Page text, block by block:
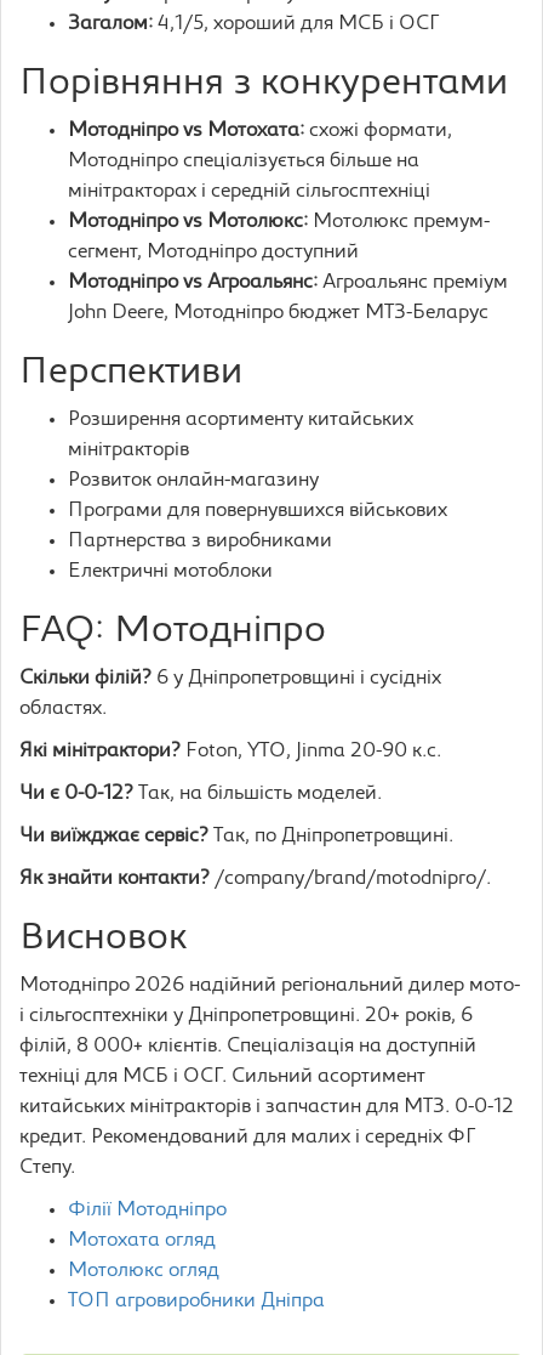
Загалом: 4,1/5, хороший для МСБ і ОСГ
Порівняння з конкурентами
Мотодніпро vs Мотохата: схожі формати,
Мотодніпро спеціалізується більше на
мінітракторах і середній сільгосптехніці
Мотодніпро vs Мотолюкс: Мотолюкс премум-
сегмент, Мотодніпро доступний
Мотодніпро vs Агроальянс: Агроальянс преміум
John Deere, Мотодніпро бюджет МТЗ-Беларус
Перспективи
Розширення асортименту китайських
мінітракторів
Розвиток онлайн-магазину
Програми для повернувшихся військових
Партнерства з виробниками
Електричні мотоблоки
FAQ: Мотодніпро
Скільки філій? 6 у Дніпропетровщині і сусідніх
областях.
Які мінітрактори? Foton, YTO, Jinma 20-90 к.с.
Чи є 0-0-12? Так, на більшість моделей.
Чи виїжджає сервіс? Так, по Дніпропетровщині.
Як знайти контакти? /company/brand/motodnipro/.
Висновок
Мотодніпро 2026 надійний регіональний дилер мото-
і сільгосптехніки у Дніпропетровщині. 20+ років, 6
філій, 8 000+ клієнтів. Спеціалізація на доступній
техніці для МСБ і ОСГ. Сильний асортимент
китайських мінітракторів і запчастин для МТЗ. 0-0-12
кредит. Рекомендований для малих і середніх ФГ
Степу.
Філії Мотодніпро
Мотохата огляд
Мотолюкс огляд
ТОП агровиробники Дніпра